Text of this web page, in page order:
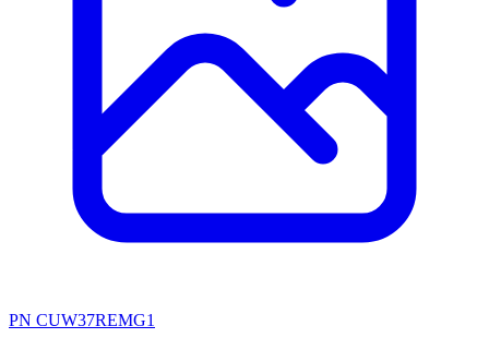
PN CUW37REMG1